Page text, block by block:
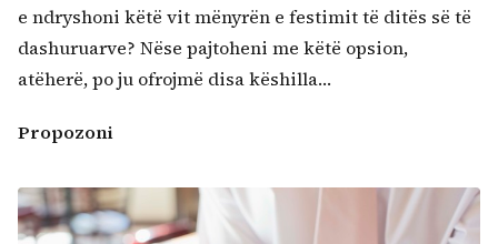
e ndryshoni këtë vit mënyrën e festimit të ditës së të
dashuruarve? Nëse pajtoheni me këtë opsion,
atëherë, po ju ofrojmë disa këshilla…
Propozoni